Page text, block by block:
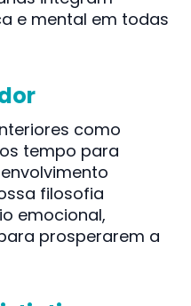
e mental em todas
como
tempo para
filosofia
emocional,
prosperarem a